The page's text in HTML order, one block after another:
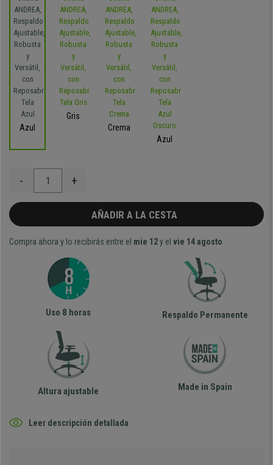
Azul
Gris
Crema
Azul
- +
AÑADIR A LA CESTA
Compra ahora y lo recibirás entre el mie 12y el vie 14 agosto
Uso 8 horas Respaldo Permanente
Altura ajustable Made in Spain
Leer descripción detallada